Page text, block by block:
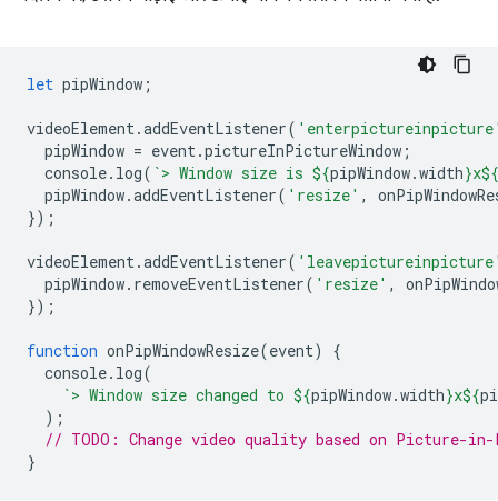
let pipWindow ;
videoElement.addEventListener(
pipWindow = event.pictureInPictureWindow ;
console. log( `> Window size is ${pipWindow.width}x${
pipWindow.addEventListener( 'resize' ,
});
videoElement.addEventListener(
pipWindow. removeEventListener( 'resize' ,
});
function onPipWindowResize(event)
{
console. log(
`> Window size changed to ${pipWindow.width}x${
);
// TODO: Change video quality based on Picture-
}